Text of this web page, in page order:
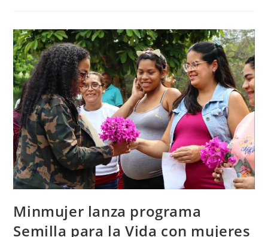
Minmujer lanza programa
Semilla para la Vida con mujeres